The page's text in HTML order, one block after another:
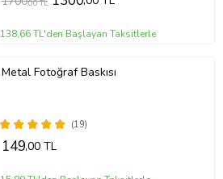
,00 TL
138,66 TL'den Başlayan Taksitlerle
Metal Fotoğraf Baskısı
(19)
149,00 TL